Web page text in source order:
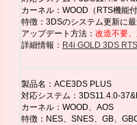
カーネル：WOOD（RTS機能付
特徴：3DSのシステム更新に
アップデート方法： 改造不要
詳細情報： R4i GOLD 3DS RTS
製品名：ACE3DS PLUS
対応システム：3DS11.4.0-
カーネル：WOOD、AOS
特徴：NES、SNES、GB、